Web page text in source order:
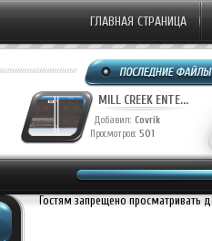
ГЛАВНАЯ СТРАНИЦА
MILL CREEK ENTE...
Добавил: Covrik
Просмотров: 501
Гостям запрещено просматривать